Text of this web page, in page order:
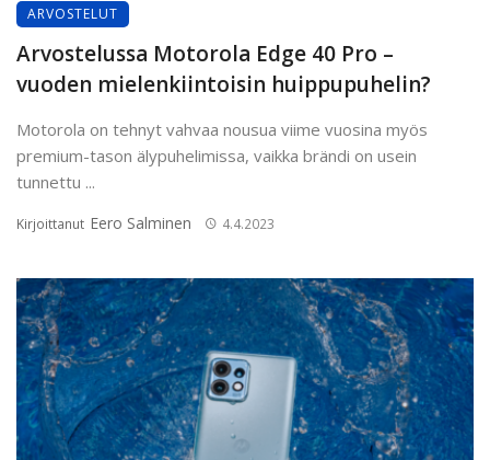
ARVOSTELUT
Arvostelussa Motorola Edge 40 Pro –
vuoden mielenkiintoisin huippupuhelin?
Motorola on tehnyt vahvaa nousua viime vuosina myös
premium-tason älypuhelimissa, vaikka brändi on usein
tunnettu ...
Kirjoittanut Eero Salminen 4.4.2023